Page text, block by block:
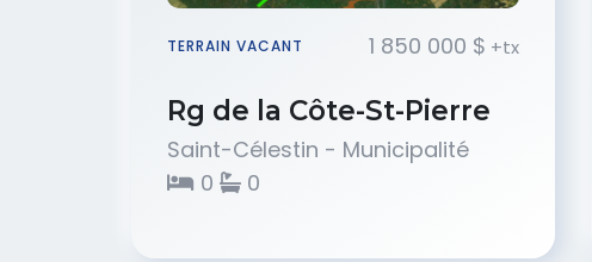
TERRAIN VACANT 1 850 000 $ +tx
Rg de la Côte-St-Pierre
Saint-Célestin - Municipalité
0
0